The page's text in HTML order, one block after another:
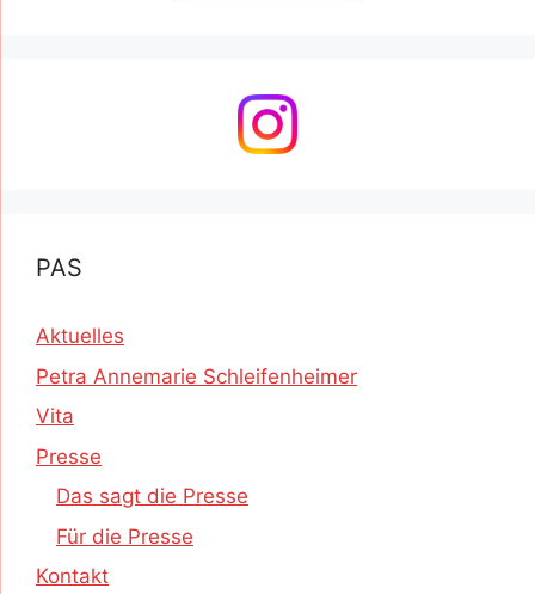
PAS
Aktuelles
Petra Annemarie Schleifenheimer
Vita
Presse
Das sagt die Presse
Für die Presse
Kontakt